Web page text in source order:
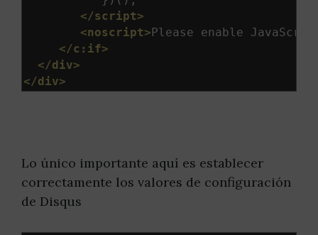
</script>
<noscript>Please enable
</c:if>
</div>
</div>
Lo único importante aquí es establecer
correctamente los valores de configuración
de Disqus